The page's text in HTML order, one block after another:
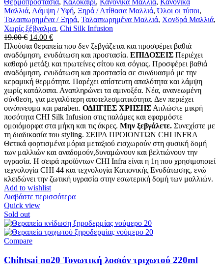
Μαλλιά, Λάμψη / Υφή, Ξηρά / Ατίθασα Μαλλιά,Όλοι οι τύποι,
Ταλαιπωρημένα / Ξηρά, Ταλαιπωρημένα Μαλλιά, Χονδρά Μαλλιά,
Χωρίς ξέβγαλμα, Chi Silk Infusion
19.00€ Original
price
was:
19.00 €.
14.00 €Η
τρέχουσα
τιμή
είναι:
14.00 €.
Πλούσια θεραπεία που δεν ξεβγάζεται και προσφέρει βαθιά
αναδόμηση, ενυδάτωση και προστασία. ΕΠΙΔΟΣΕΙΣ Περιέχει
καθαρό μετάξι και πρωτείνες σίτου και σόγιας. Προσφέρει βαθιά
αναδόμηση, ενυδάτωση και προστασία σε συνδυασμό με την
κεραμική θερμότητα. Παρέχει απίστευτη απαλότητα και λάμψη
χωρίς κατάλοιπα. Αναπληρώνει τα αμινοξέα. Νέα, ανανεωμένη
σύνθεση, για μεγαλύτερη αποτελεσματικότητα. Δεν περιέχει
οινόπνευμα και paraben. ΟΔΗΓΙΕΣ ΧΡΗΣΗΣ Απλώστε μικρή
ποσότητα CHI Silk Infusion στις παλάμες και εφαρμόστε
ομοιόμορφα στα μήκη και τις άκρες. Μην ξεβγάλετε. Συνεχίστε με
τη διαδικασία του styling. ΣΕΙΡΑ ΠΡΟΙΟΝΤΩΝ CHI INFRA
Θετικά φορτισμένα μόρια μεταξιού εισχωρούν στη φυσική δομή
των μαλλιών και αναδομούν,δυναμώνουν και βελτιώνουν την
υγρασία. Η σειρά προϊόντων CHI Infra είναι η 1η που χρησιμοποιεί
τεχνολογία CHI 44 και τεχνολογία Κατιονικής Ενυδάτωσης, ενώ
κλειδώνει την ζωτική υγρασία στην εσωτερική δομή των μαλλιών.
Add to wishlist
Διαβάστε περισσότερα
Quick view
Sold out
Compare
Chihtsai no20 Τονωτική λοσιόν τριχωτού 220ml